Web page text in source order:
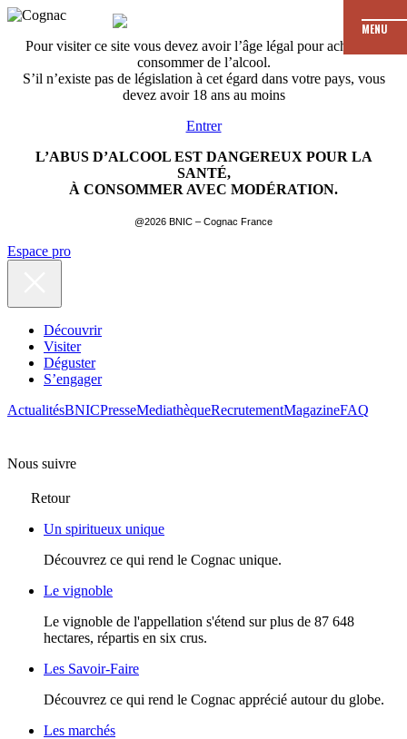
Pour visiter ce site vous devez avoir l’âge légal pour acheter et
consommer de l’alcool.
S’il n’existe pas de législation à cet égard dans votre pays, vous
devez avoir 18 ans au moins
Entrer
L’ABUS D’ALCOOL EST DANGEREUX POUR LA
SANTÉ,
À CONSOMMER AVEC MODÉRATION.
@2026 BNIC – Cognac France
MENU
Espace pro
Découvrir
Visiter
Déguster
S’engager
ActualitésBNICPresseMediathèqueRecrutementMagazineFAQ
Nous suivre
Retour
Un spiritueux unique
Découvrez ce qui rend le Cognac unique.
Le vignoble
Le vignoble de l'appellation s'étend sur plus de 87 648
hectares, répartis en six crus.
Les Savoir-Faire
Découvrez ce qui rend le Cognac apprécié autour du globe.
Les marchés